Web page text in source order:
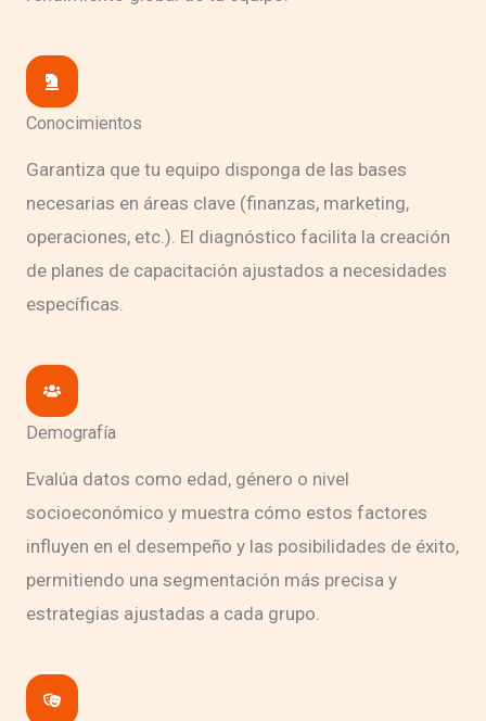
Conocimientos
Garantiza que tu equipo disponga de las bases
necesarias en áreas clave (finanzas, marketing,
operaciones, etc.). El diagnóstico facilita la creación
de planes de capacitación ajustados a necesidades
específicas.
Demografía
Evalúa datos como edad, género o nivel
socioeconómico y muestra cómo estos factores
influyen en el desempeño y las posibilidades de éxito,
permitiendo una segmentación más precisa y
estrategias ajustadas a cada grupo.